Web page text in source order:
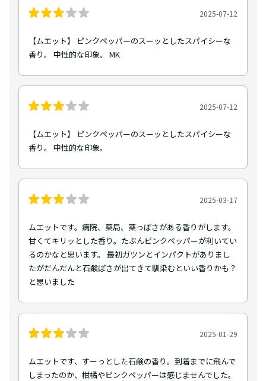
2025-07-12
【ムエット】 ピンクペッパーのスーッとしたスパイシーな
香り。 中性的な印象。 MK
2025-07-12
【ムエット】 ピンクペッパーのスーッとしたスパイシーな
香り。 中性的な印象。
2025-03-17
ムエットです。病院、薬局、薬っぽさがある香りがします。
甘くてキリッとした香り。たぶんピンクペッパーが利いてい
るのかなと思います。 最初ガツンとインパクトがありまし
たがだんだんと石鹸ぽさが出てきて馴染むといい香りかも？
と思いました
2025-01-29
ムエットです、すーっとした石鹸の香り。到着までに飛んで
しまったのか、柑橘やピンクペッパーは感じませんでした。